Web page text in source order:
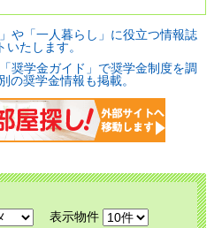
や「一人暮らし」に役立つ情報誌
たします。
奨学金ガイド」で奨学金制度を調
の奨学金情報も掲載。
表示物件